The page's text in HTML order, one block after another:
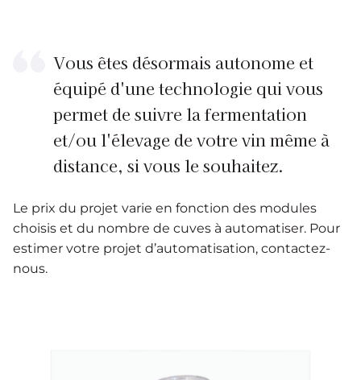
Vous êtes désormais autonome et
équipé d'une technologie qui vous
permet de suivre la fermentation
et/ou l'élevage de votre vin même à
distance, si vous le souhaitez.
Le prix du projet varie en fonction des modules
choisis et du nombre de cuves à automatiser. Pour
estimer votre projet d’automatisation, contactez-
nous.